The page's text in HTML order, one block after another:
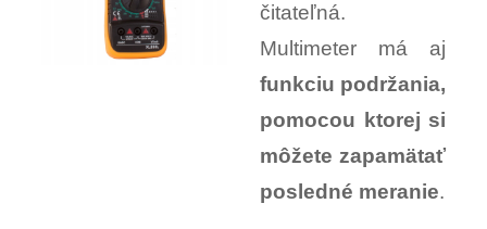
čitateľná.
Multimeter má aj
funkciu podržania,
pomocou ktorej si
môžete zapamätať
posledné meranie.